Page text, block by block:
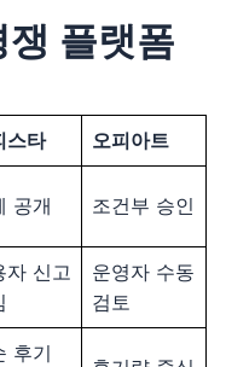
플랫폼
스타 오피아트
공개 조건부 승인
자 신고
운영자 수동
검토
후기